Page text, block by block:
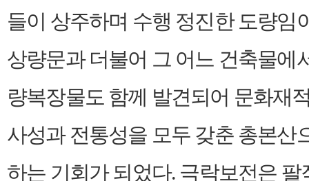
들이 상주하며 수행 정진한 도량임
상량문과 더불어 그 어느 건축물에
량복장물도 함께 발견되어 문화재
사성과 전통성을 모두 갖춘 총본산
하는 기회가 되었다. 극락보전은 팔